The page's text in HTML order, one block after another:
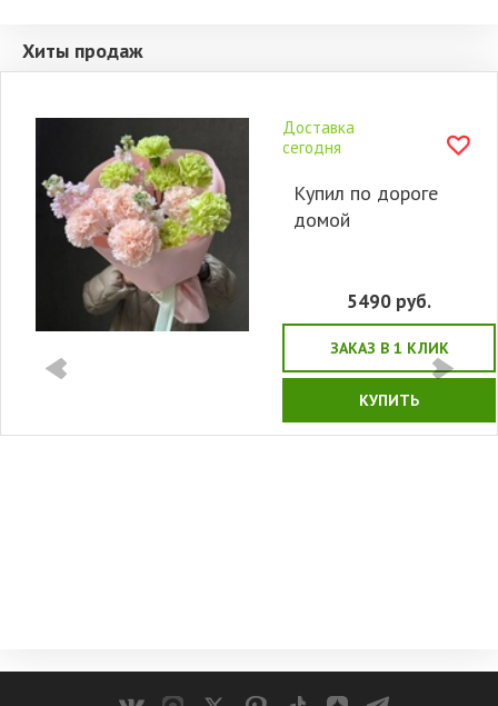
Хиты продаж
Доставка
сегодня
Купил по дороге
домой
5490 руб.
ЗАКАЗ В 1 КЛИК
КУПИТЬ